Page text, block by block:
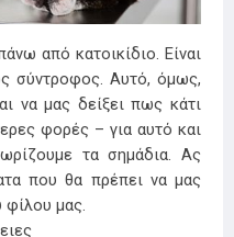
από κατοικίδιο. Είναι
σύντροφος. Αυτό, όμως,
να μας δείξει πως κάτι
φορές – για αυτό και
τα σημάδια. Ας
που θα πρέπει να μας
φίλου μας.